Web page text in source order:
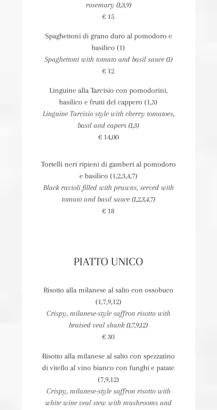
rosemary (1,3,9)
€ 15
Spaghettoni di grano duro al pomodoro e
basilico (1)
Spaghettoni with tomato and basil sauce (1)
€ 12
Linguine alla Tarcisio con pomodorini,
basilico e frutti del cappero (1,3)
Linguine Tarcisio style with cherry tomatoes,
basil and capers (1,3)
€ 14,00
Tortelli neri ripieni di gamberi al pomodoro
e basilico (1,2,3,4,7)
Black ravioli filled with prawns, served with
tomato and basil sauce (1,2,3,4,7)
€ 18
PIATTO UNICO
Risotto alla milanese al salto con ossobuco
(1,7,9,12)
Crispy, milanese-style saffron risotto with
braised veal shank (1,7,9,12)
€ 30
Risotto alla milanese al salto con spezzatino
di vitello al vino bianco con funghi e patate
(7,9,12)
Crispy, milanese-style saffron risotto with
white wine veal stew with mushrooms and